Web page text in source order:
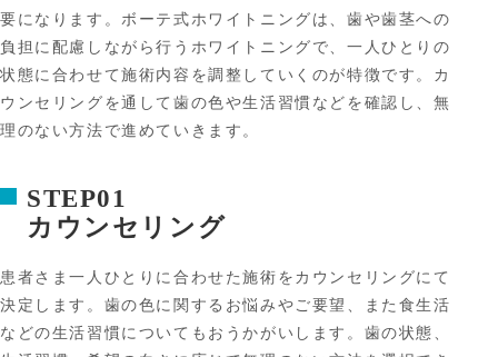
要になります。ボーテ式ホワイトニングは、歯や歯茎への
負担に配慮しながら行うホワイトニングで、一人ひとりの
状態に合わせて施術内容を調整していくのが特徴です。カ
ウンセリングを通して歯の色や生活習慣などを確認し、無
理のない方法で進めていきます。
STEP01
カウンセリング
患者さま一人ひとりに合わせた施術をカウンセリングにて
決定します。歯の色に関するお悩みやご要望、また食生活
などの生活習慣についてもおうかがいします。歯の状態、